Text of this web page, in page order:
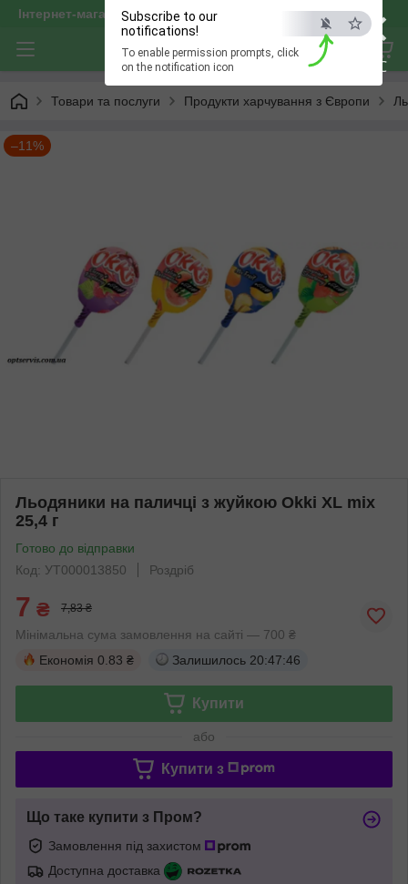
×
ESC
Subscribe to our
notifications!
To enable permission prompts, click
on the notification icon
Інтернет-магазин "optservis"
Товари та послуги Продукти харчування з Європи
–11%
Льодяники на паличці з жуйкою Okki XL mix
25,4 г
Готово до відправки
Код: УТ000013850
Роздріб
7 ₴ 7,83 ₴
Мінімальна сума замовлення на сайті — 700 ₴
Економія 0.83 ₴ Залишилось 20:47:46
Купити
або
Купити з
Що таке купити з Пром?
Замовлення під захистом
Доступна доставка